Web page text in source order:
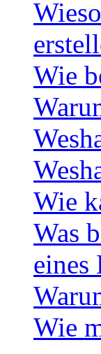
Wie
Wie
Was
eines
Wie